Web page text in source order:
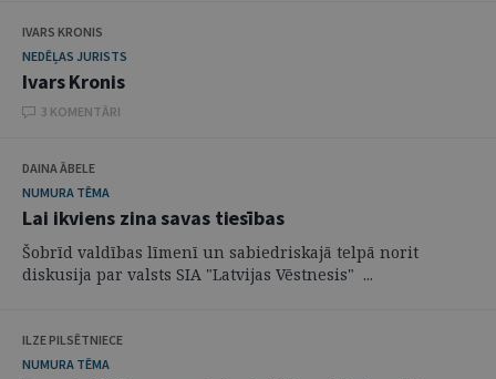
IVARS KRONIS
NEDĒĻAS JURISTS
Ivars Kronis
3 KOMENTĀRI
DAINA ĀBELE
NUMURA TĒMA
Lai ikviens zina savas tiesības
Šobrīd valdības līmenī un sabiedriskajā telpā norit
diskusija par valsts SIA "Latvijas Vēstnesis" ...
ILZE PILSĒTNIECE
NUMURA TĒMA